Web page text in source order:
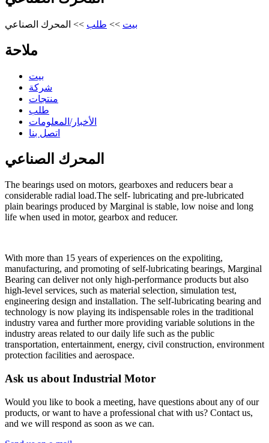
بيت >> طلب >> المحرك الصناعي
ملاحة
بيت
شركة
منتجات
طلب
الأخبار/المعلومات
اتصل بنا
المحرك الصناعي
The bearings used on motors, gearboxes and reducers bear a
considerable radial load.The self- lubricating and pre-lubricated
plain bearings produced by Marginal is stable, low noise and long
life when used in motor, gearbox and reducer.
With more than 15 years of experiences on the expoliting,
manufacturing, and promoting of self-lubricating bearings, Marginal
Bearing can deliver not only high-performance products but also
high-level services, such as material selection, simulation test,
engineering design and installation. The self-lubricating bearing and
technology is now playing its indispensable roles in the traditional
industry varea and further more providing variable solutions in the
industry areas related to our daily life such as the public
transportation, entertainment, energy, civil construction, environment
protection facilities and aerospace.
Ask us about Industrial Motor
Would you like to book a meeting, have questions about any of our
products, or want to have a professional chat with us? Contact us,
and we will respond as soon as we can.